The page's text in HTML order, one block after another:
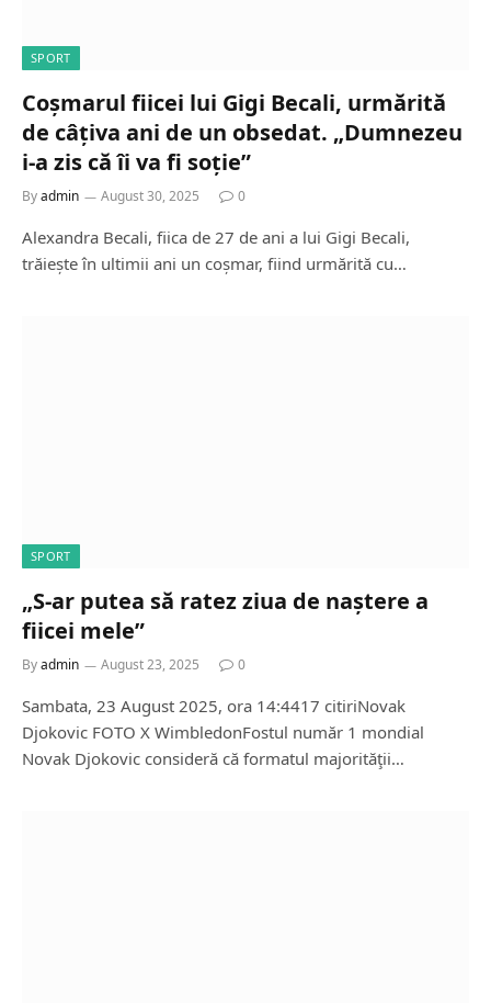
SPORT
Coșmarul fiicei lui Gigi Becali, urmărită
de câțiva ani de un obsedat. „Dumnezeu
i-a zis că îi va fi soție”
Byadmin August 30, 2025 0
Alexandra Becali, fiica de 27 de ani a lui Gigi Becali,
trăiește în ultimii ani un coșmar, fiind urmărită cu…
SPORT
„S-ar putea să ratez ziua de naștere a
fiicei mele”
Byadmin August 23, 2025 0
Sambata, 23 August 2025, ora 14:4417 citiriNovak
Djokovic FOTO X WimbledonFostul număr 1 mondial
Novak Djokovic consideră că formatul majorităţii…